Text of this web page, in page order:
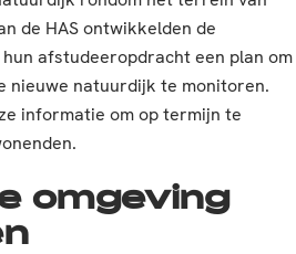
de HAS ontwikkelden de
afstudeeropdracht een plan om
nieuwe natuurdijk te monitoren.
informatie om op termijn te
omgeving